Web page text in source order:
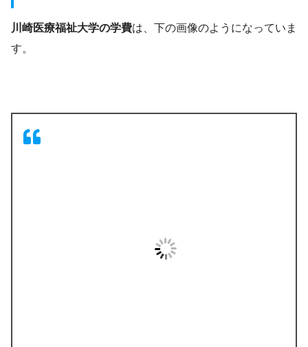
川崎医療福祉大学の学費は、下の画像のようになっていま
す。